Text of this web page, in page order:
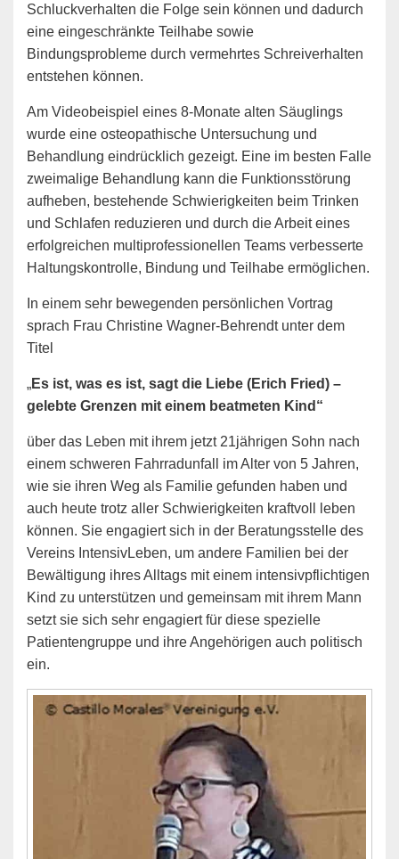
Schluckverhalten die Folge sein können und dadurch
eine eingeschränkte Teilhabe sowie
Bindungsprobleme durch vermehrtes Schreiverhalten
entstehen können.
Am Videobeispiel eines 8-Monate alten Säuglings
wurde eine osteopathische Untersuchung und
Behandlung eindrücklich gezeigt. Eine im besten Falle
zweimalige Behandlung kann die Funktionsstörung
aufheben, bestehende Schwierigkeiten beim Trinken
und Schlafen reduzieren und durch die Arbeit eines
erfolgreichen multiprofessionellen Teams verbesserte
Haltungskontrolle, Bindung und Teilhabe ermöglichen.
In einem sehr bewegenden persönlichen Vortrag
sprach Frau Christine Wagner-Behrendt unter dem
Titel
„Es ist, was es ist, sagt die Liebe (Erich Fried) –
gelebte Grenzen mit einem beatmeten Kind“
über das Leben mit ihrem jetzt 21jährigen Sohn nach
einem schweren Fahrradunfall im Alter von 5 Jahren,
wie sie ihren Weg als Familie gefunden haben und
auch heute trotz aller Schwierigkeiten kraftvoll leben
können. Sie engagiert sich in der Beratungsstelle des
Vereins IntensivLeben, um andere Familien bei der
Bewältigung ihres Alltags mit einem intensivpflichtigen
Kind zu unterstützen und gemeinsam mit ihrem Mann
setzt sie sich sehr engagiert für diese spezielle
Patientengruppe und ihre Angehörigen auch politisch
ein.